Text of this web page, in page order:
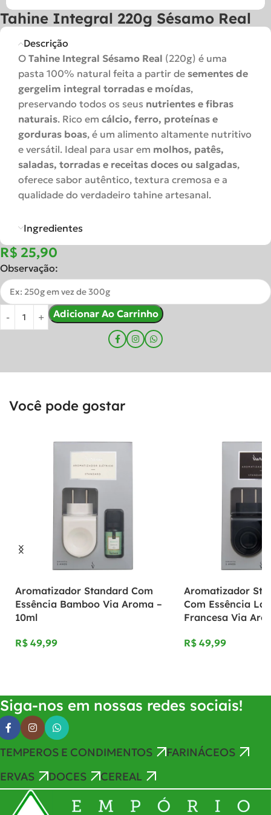
Tahine Integral 220g Sésamo Real
Descrição
O Tahine Integral Sésamo Real (220g) é uma
pasta 100% natural feita a partir de sementes de
gergelim integral torradas e moídas,
preservando todos os seus nutrientes e fibras
naturais. Rico em cálcio, ferro, proteínas e
gorduras boas, é um alimento altamente nutritivo
e versátil. Ideal para usar em molhos, patês,
saladas, torradas e receitas doces ou salgadas,
oferece sabor autêntico, textura cremosa e a
qualidade do verdadeiro tahine artesanal.
Ingredientes
R$
Observação:
Adicionar Ao Carrinho
Você pode gostar
Aromatizador Standard Com
Essência Bamboo Via Aroma –
10ml
R$
Aromatizador
Com Essência
Francesa Via
R$
Siga-nos em nossas redes sociais!
TEMPEROS E CONDIMENTOS
FARINÁCEOS
ERVAS
DOCES CEREAL